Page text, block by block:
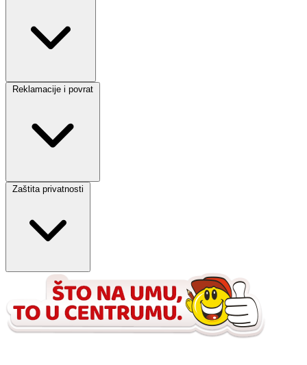
Reklamacije i povrat
Zaštita privatnosti